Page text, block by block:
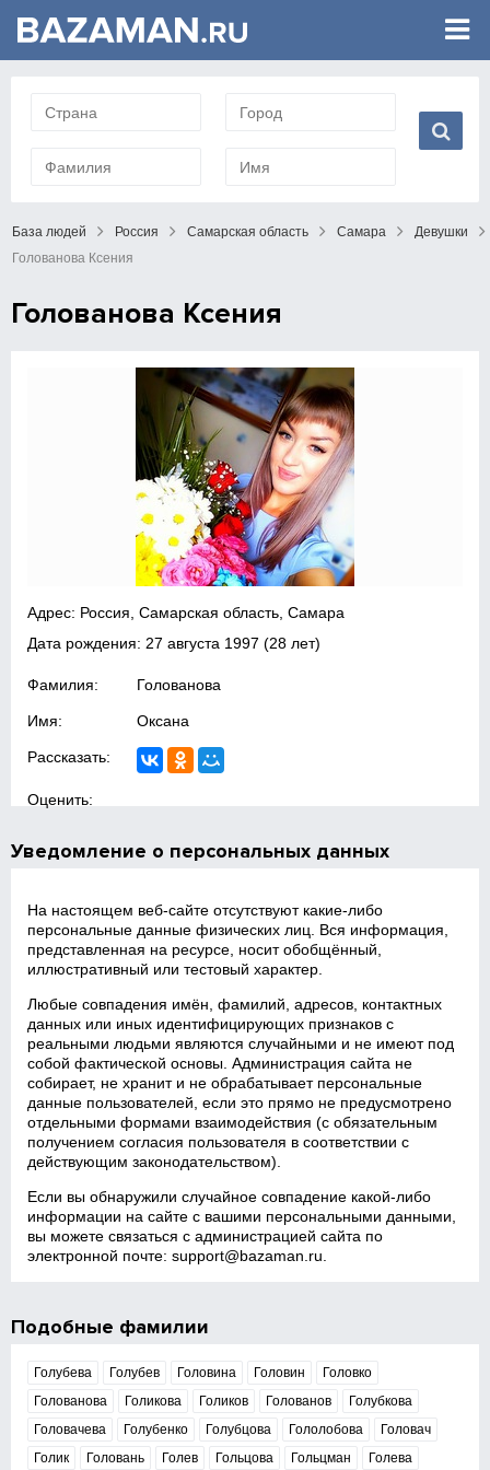
База людей Россия Самарская область Самара
Девушки
Голованова Ксения
Голованова Ксения
Адрес: Россия, Самарская область, Самара
Дата рождения: 27 августа 1997 (28 лет)
Фамилия: Голованова
Имя: Оксана
Рассказать:
Оценить:
Уведомление о персональных данных
На настоящем веб‑сайте отсутствуют какие‑либо
персональные данные физических лиц. Вся информация,
представленная на ресурсе, носит обобщённый,
иллюстративный или тестовый характер.
Любые совпадения имён, фамилий, адресов, контактных
данных или иных идентифицирующих признаков с
реальными людьми являются случайными и не имеют под
собой фактической основы. Администрация сайта не
собирает, не хранит и не обрабатывает персональные
данные пользователей, если это прямо не предусмотрено
отдельными формами взаимодействия (с обязательным
получением согласия пользователя в соответствии с
действующим законодательством).
Если вы обнаружили случайное совпадение какой‑либо
информации на сайте с вашими персональными данными,
вы можете связаться с администрацией сайта по
электронной почте:support@bazaman.ru
Подобные фамилии
Голубева Голубев Головина Головин
Головко
Голованова
Голикова Голиков Голованов
Голубкова
Головачева
Голубенко Голубцова Гололобова
Головач
Голик
Головань Голев Гольцова Гольцман Голева